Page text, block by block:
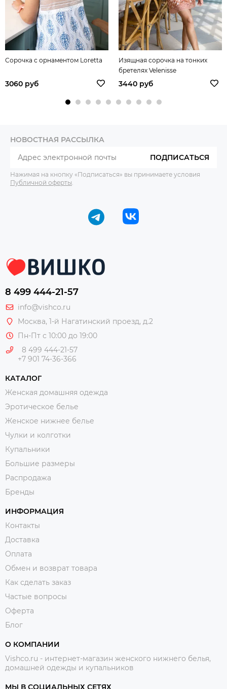
Сорочка с орнаментом Loretta
3060 руб
Изящная сорочка на тонких
бретелях Velenisse
3440 руб
НОВОСТНАЯ РАССЫЛКА
ПОДПИСАТЬСЯ
Нажимая на кнопку «Подписаться» вы принимаете условия
Публичной оферты
8 499 444-21-57
info@vishco.ru
Москва, 1-й Нагатинский проезд, д.2
Пн-Пт с 10:00 до 19:00
8 499 444-21-57
+7 901 74-36-366
КАТАЛОГ
Женская домашняя одежда
Эротическое белье
Женское нижнее белье
Чулки и колготки
Купальники
Большие размеры
Распродажа
Бренды
ИНФОРМАЦИЯ
Контакты
Доставка
Оплата
Обмен и возврат товара
Как сделать заказ
Частые вопросы
Оферта
Блог
О КОМПАНИИ
Vishco.ru - интернет-магазин женского нижнего белья,
домашней одежды и купальников
МЫ В СОЦИАЛЬНЫХ СЕТЯХ